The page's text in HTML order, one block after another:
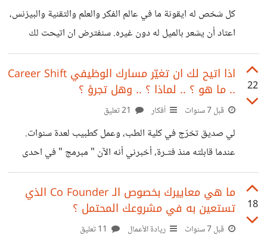
الحقائق على الورق بالمعادلات، قبل التوصل للتقنيات التي تؤكّد
صدق معادلاتهم تلك. https://suar.me/MgoAv معلومات
كل شخص له ايقونة ما في عالم الفكر والعلم والتقنية والبيزنس،
اعتاد أن يشعر بالميل له دون غيره. سنفترض ان اتيحت لك
الفرصة لإجراء مقابلة مع أربعة أشخاص ، ومتاح لك أن توجه لهم
مجموعة من الأسئلة او تجري معهم نقاشاً مفتوحاً. هؤلاء
الاشخاص هم رموزك في عالم ( العلم ، الادب ، الابتكارات ،
البيزنس ) فقط طاولة أنت تجلس في رأسها ، وأمامك أربعة
عباقرة - من وجهـة نظرك - لطالما شعرت أن تلقاهم وتجلس معهم
: -
22
اذا اتيح لك ان تغيّر مسارك الوظيفي Career Shift
.. ما هو ؟ .. لماذا ؟ .. وهل تجرؤ ؟
قبل 7 سنوات أفكار
لي صديق تخرّج في كلية الطب، وعمل كطبيب لعدة سنوات.
عندما قابلته منذ فتـرة، أخبرني أنه الآن " مبرمج " في احدى
الشركات، وأن اللقب الذي يُنـادَى به طوال الوقت : الباشمهندس
دكتـور .. من باب الدعابة .. ( الباشمهندس لقب يُطلق - عادة - في
مصر على كل من له علاقة بعالم الهندسة والبرمجة والتصميم
عموماً ) على الرغم من اعجابي الشديد بهذا التغير ، إلا أن
18
ما هي معاييرك بخصوص الـ Co Founder الذي
تستعين به في مشروعك المحتمل ؟
قبل 7 سنوات ريادة الأعمال